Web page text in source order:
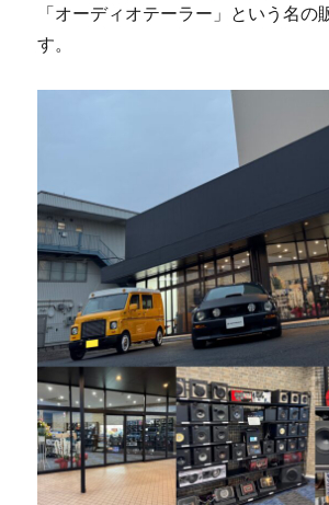
「オーディオテーラー」という名の
す。